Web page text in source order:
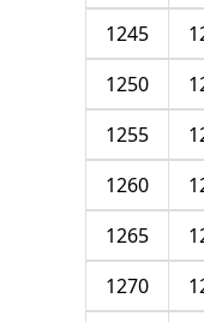
1245
1250
1255
1260
1265
1270